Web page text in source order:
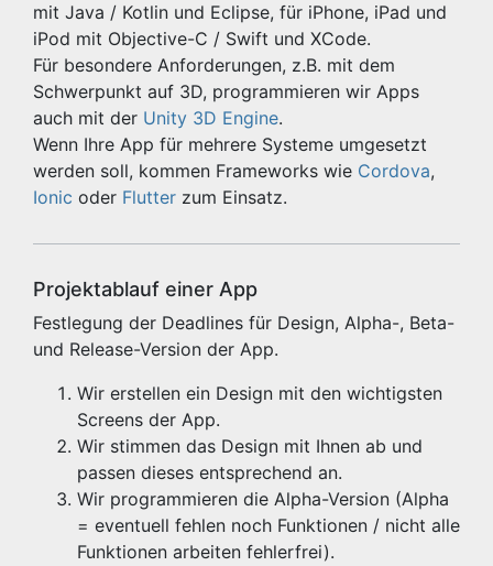
mit Java / Kotlin und Eclipse, für iPhone, iPad und
iPod mit Objective-C / Swift und XCode.
Für besondere Anforderungen, z.B. mit dem
Schwerpunkt auf 3D, programmieren wir Apps
auch mit der Unity 3D Engine.
Wenn Ihre App für mehrere Systeme umgesetzt
werden soll, kommen Frameworks wie Cordova,
Ionic oder Flutter zum Einsatz.
Projektablauf einer App
Festlegung der Deadlines für Design, Alpha-, Beta-
und Release-Version der App.
Wir erstellen ein Design mit den wichtigsten
Screens der App.
Wir stimmen das Design mit Ihnen ab und
passen dieses entsprechend an.
Wir programmieren die Alpha-Version (Alpha
= eventuell fehlen noch Funktionen / nicht alle
Funktionen arbeiten fehlerfrei).